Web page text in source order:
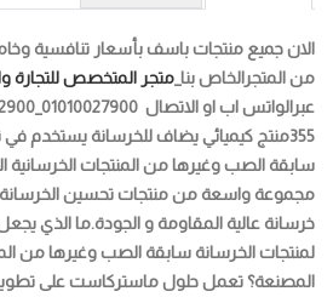
الان جميع منتجات باسف بأسعار تنافسية
من المتجرالخاص بنا_ متجر المتخصص للتجارة
عبرالواتس اب او الاتصال 01010027900_01010042900
355منتج كيميائي يضاف للخرسانة يستخدم في
سابقة الصب وغيرها من المنتجات الخرسانية
مجموعة واسعة من منتجات تحسين الخرسانة،
خرسانة عالية المقاومة و الجودة.ما الذي
لمنتجات الخرسانة سابقة الصب وغيرها من
المصنعة؟ تعمل حلولماستركاستعلى